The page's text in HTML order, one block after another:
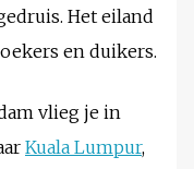
Het eiland
en duikers.
vlieg je in
Kuala Lumpur,